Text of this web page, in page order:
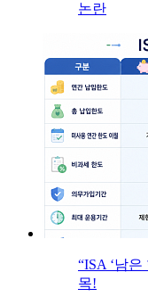
논란
“ISA ‘남
목!